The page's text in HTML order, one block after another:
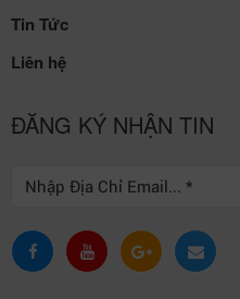
Tin Tức
Liên hệ
ĐĂNG KÝ NHẬN TIN